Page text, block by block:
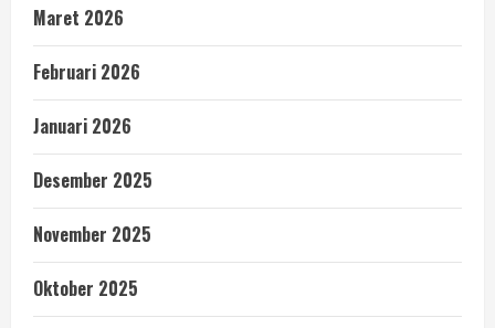
Maret 2026
Februari 2026
Januari 2026
Desember 2025
November 2025
Oktober 2025